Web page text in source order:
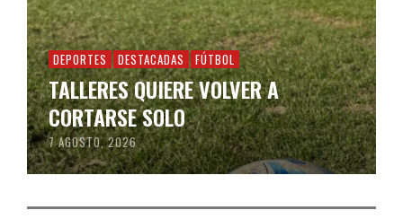
DEPORTES DESTACADAS FÚTBOL
TALLERES QUIERE VOLVER A
CORTARSE SOLO
7 AGOSTO, 2026